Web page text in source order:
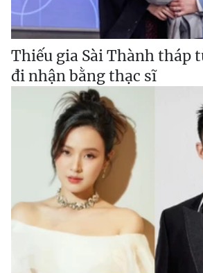
Thiếu gia Sài Thành tháp
đi nhận bằng thạc sĩ